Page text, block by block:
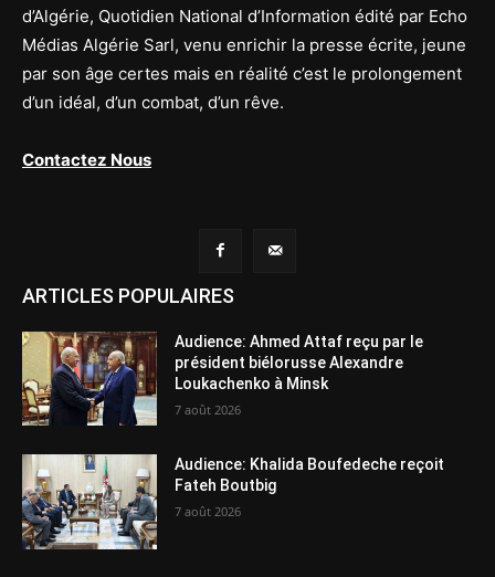
d’Algérie, Quotidien National d’Information édité par Echo
Médias Algérie Sarl, venu enrichir la presse écrite, jeune
par son âge certes mais en réalité c’est le prolongement
d’un idéal, d’un combat, d’un rêve.
Contactez Nous
ARTICLES POPULAIRES
Audience: Ahmed Attaf reçu par le
président biélorusse Alexandre
Loukachenko à Minsk
7 août 2026
Audience: Khalida Boufedeche reçoit
Fateh Boutbig
7 août 2026